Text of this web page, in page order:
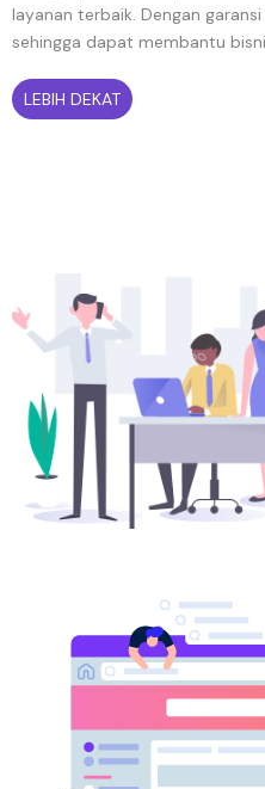
layanan terbaik. Dengan
sehingga dapat membantu
LEBIH DEKAT